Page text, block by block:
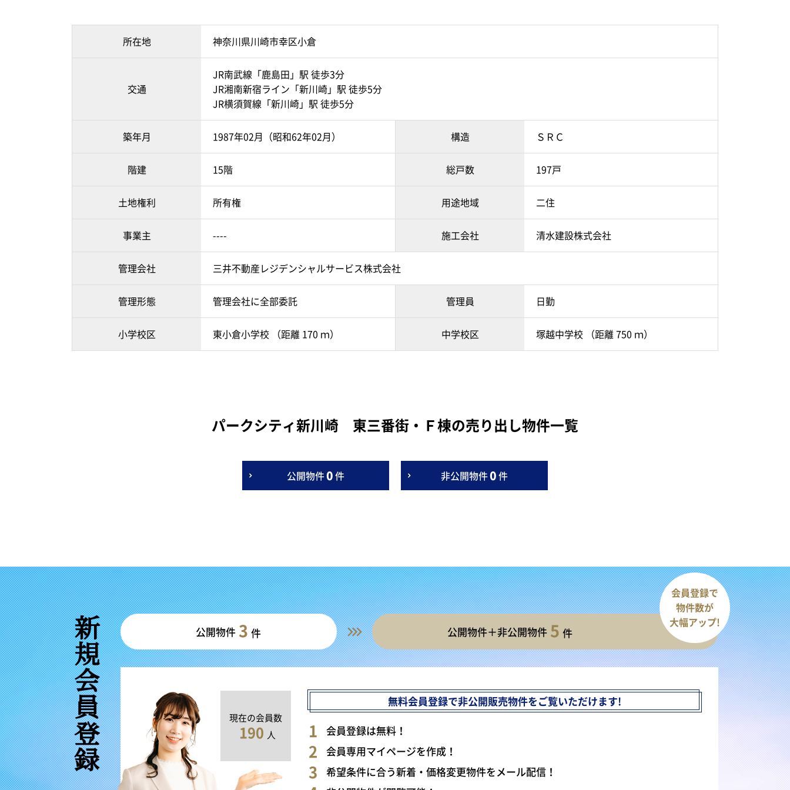
所在地 神奈川県川崎市幸区小倉
交通
JR南武線「鹿島田」駅 徒歩3分
JR湘南新宿ライン「新川崎」駅 徒歩5分
JR横須賀線「新川崎」駅 徒歩5分
築年月 1987年02月（昭和62年02月） 構造 ＳＲＣ
階建 15階 総戸数 197戸
土地権利 所有権 用途地域 二住
事業主 ---- 施工会社 清水建設株式会社
管理会社 三井不動産レジデンシャルサービス株式会社
管理形態 管理会社に全部委託 管理員 日勤
小学校区 東小倉小学校 （距離 170 ｍ） 中学校区 塚越中学校 （距離 750 ｍ）
パークシティ新川崎 東三番街・Ｆ棟の売り出し物件一覧
公開物件0件 非公開物件0件
新規会員登録 公開物件 3 件 公開物件＋非公開物件 5 件
会員登録で
物件数が
大幅アップ!
現在の会員数
190 人
無料会員登録で非公開販売物件をご覧いただけます!
会員登録は無料！
会員専用マイページを作成！
希望条件に合う新着・価格変更物件をメール配信！